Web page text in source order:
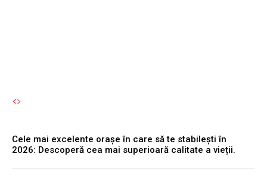
Cele mai excelente orașe în care să te stabilești în
2026: Descoperă cea mai superioară calitate a vieții.